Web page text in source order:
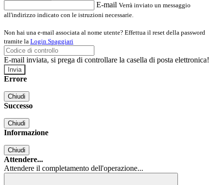
E-mail Verrà inviato un messaggio
all'indirizzo indicato con le istruzioni necessarie.
Non hai una e-mail associata al nome utente? Effettua il reset della password
tramite la Login Spaggiari
E-mail inviata, si prega di controllare la casella di posta elettronica!
Errore
Chiudi
Successo
Chiudi
Informazione
Chiudi
Attendere...
Attendere il completamento dell'operazione...